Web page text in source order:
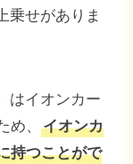
乗せがありま
はイオンカー
め、イオンカ
持つことがで